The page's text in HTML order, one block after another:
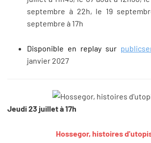
septembre à 22h, le 19
septembre à 17h
Disponible en replay sur
janvier 2027
Jeudi 23 juillet à 17h
Hossegor, histoires